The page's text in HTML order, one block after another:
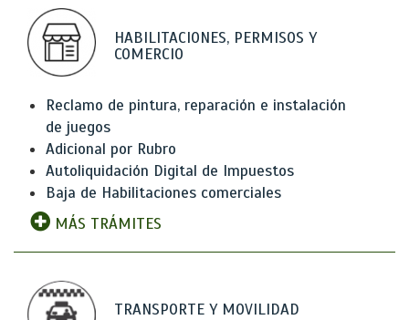
HABILITACIONES, PERMISOS Y
COMERCIO
Reclamo de pintura, reparación e instalación
de juegos
Adicional por Rubro
Autoliquidación Digital de Impuestos
Baja de Habilitaciones comerciales
MÁS TRÁMITES
TRANSPORTE Y MOVILIDAD